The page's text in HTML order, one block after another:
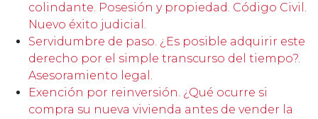
colindante. Posesión y propiedad. Código Civil.
Nuevo éxito judicial.
Servidumbre de paso. ¿Es posible adquirir este
derecho por el simple transcurso del tiempo?.
Asesoramiento legal.
Exención por reinversión. ¿Qué ocurre si
compra su nueva vivienda antes de vender la